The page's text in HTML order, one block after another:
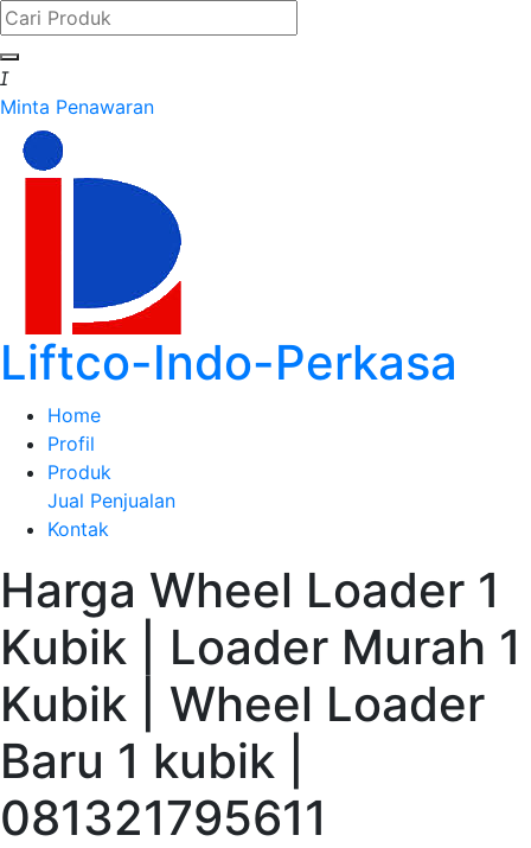

Minta Penawaran
Liftco-Indo-Perkasa
Home
Profil
Produk
Jual Penjualan
Kontak
Harga Wheel Loader 1
Kubik | Loader Murah 1
Kubik | Wheel Loader
Baru 1 kubik |
081321795611